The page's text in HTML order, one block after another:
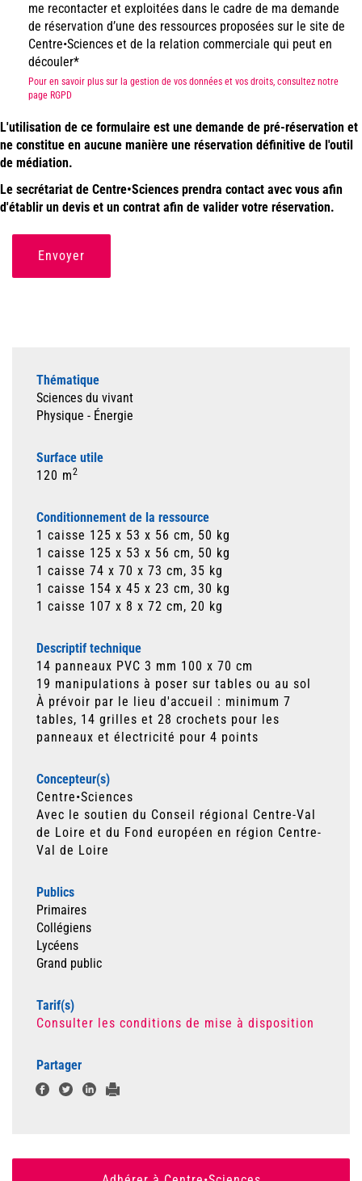
me recontacter et exploitées dans le cadre de ma demande
de réservation d’une des ressources proposées sur le site de
Centre•Sciences et de la relation commerciale qui peut en
découler
Pour en savoir plus sur la gestion de vos données et vos droits, consultez notre
page RGPD
L'utilisation de ce formulaire est une demande de pré-réservation et
ne constitue en aucune manière une réservation définitive de l'outil
de médiation.
Le secrétariat de Centre•Sciences prendra contact avec vous afin
d'établir un devis et un contrat afin de valider votre réservation.
Envoyer
Thématique
Sciences du vivant
Physique - Énergie
Surface utile
120 m2
Conditionnement de la ressource
1 caisse 125 x 53 x 56 cm, 50 kg
1 caisse 125 x 53 x 56 cm, 50 kg
1 caisse 74 x 70 x 73 cm, 35 kg
1 caisse 154 x 45 x 23 cm, 30 kg
1 caisse 107 x 8 x 72 cm, 20 kg
Descriptif technique
14 panneaux PVC 3 mm 100 x 70 cm
19 manipulations à poser sur tables ou au sol
À prévoir par le lieu d'accueil : minimum 7
tables, 14 grilles et 28 crochets pour les
panneaux et électricité pour 4 points
Concepteur(s)
Centre•Sciences
Avec le soutien du Conseil régional Centre-Val
de Loire et du Fond européen en région Centre-
Val de Loire
Publics
Primaires
Collégiens
Lycéens
Grand public
Tarif(s)
Consulter les conditions de mise à disposition
Partager